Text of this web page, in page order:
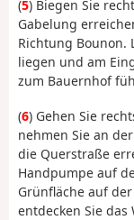
(5) Biegen Sie
Gabelung
Richtung Bounon.
liegen und am
zum Bauernhof
(6) Gehen Sie
nehmen Sie an
die Querstraße
Handpumpe auf
Grünfläche auf
entdecken Sie das